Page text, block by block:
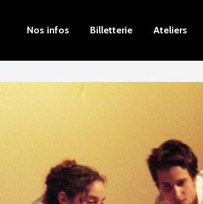
Nos infos Billetterie Ateliers